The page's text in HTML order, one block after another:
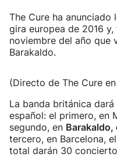
The Cure ha
gira europea de 2016
noviembre del año que
Barakaldo.
(Directo de The Cure
La banda británica
español: el primero, en
segundo, en Barakaldo,
tercero, en Barcelona,
total darán 30